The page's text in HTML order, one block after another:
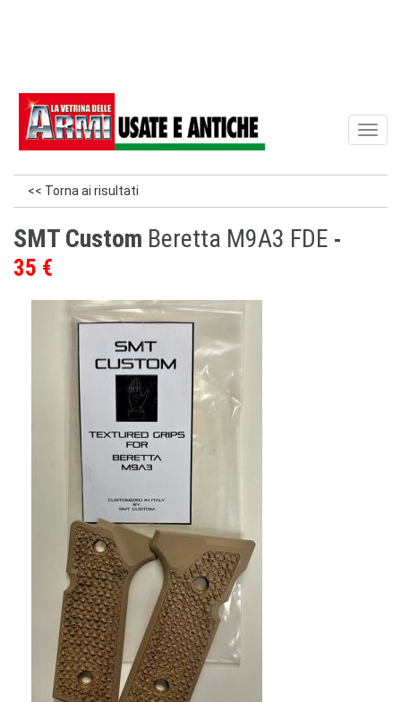
<< Torna ai risultati
SMT Custom Beretta M9A3 FDE
35 €